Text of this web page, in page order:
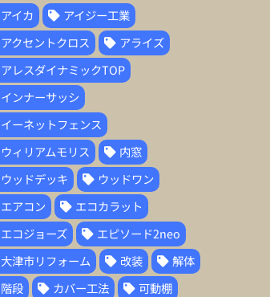
アイカ
アイジー工業
アクセントクロス
アライズ
アレスダイナミックTOP
インナーサッシ
イーネットフェンス
ウィリアムモリス
内窓
ウッドデッキ
ウッドワン
エアコン
エコカラット
エコジョーズ
エピソード2neo
大津市リフォーム
改装
解体
階段
カバー工法
可動棚